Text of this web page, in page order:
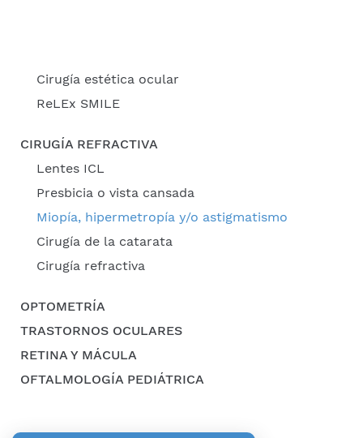
Cirugía estética ocular
ReLEx SMILE
CIRUGÍA REFRACTIVA
Lentes ICL
Presbicia o vista cansada
Miopía, hipermetropía y/o astigmatismo
Cirugía de la catarata
Cirugía refractiva
OPTOMETRÍA
TRASTORNOS OCULARES
RETINA Y MÁCULA
OFTALMOLOGÍA PEDIÁTRICA